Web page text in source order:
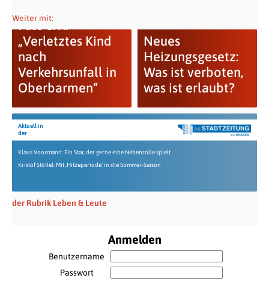
Weiter mit:
Fuss e.V.:
„Verletztes Kind
nach
Verkehrsunfall in
Oberbarmen“
Neues
Heizungsgesetz:
Was ist verboten,
was ist erlaubt?
Aktuell in
der
Klaus Voormann: Ein Star, der gerne eine Nebenrolle spielt
Kristof Stößel: Mit ‚Hitzeperiode‘ in die Sommer-Saison
der Rubrik Leben & Leute
Anmelden
Benutzername
Passwort